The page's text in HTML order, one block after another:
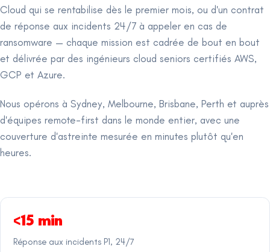
Cloud qui se rentabilise dès le premier mois, ou d'un contrat
de réponse aux incidents 24/7 à appeler en cas de
ransomware — chaque mission est cadrée de bout en bout
et délivrée par des ingénieurs cloud seniors certifiés AWS,
GCP et Azure.
Nous opérons à Sydney, Melbourne, Brisbane, Perth et auprès
d'équipes remote-first dans le monde entier, avec une
couverture d'astreinte mesurée en minutes plutôt qu'en
heures.
<15 min
Réponse aux incidents P1, 24/7